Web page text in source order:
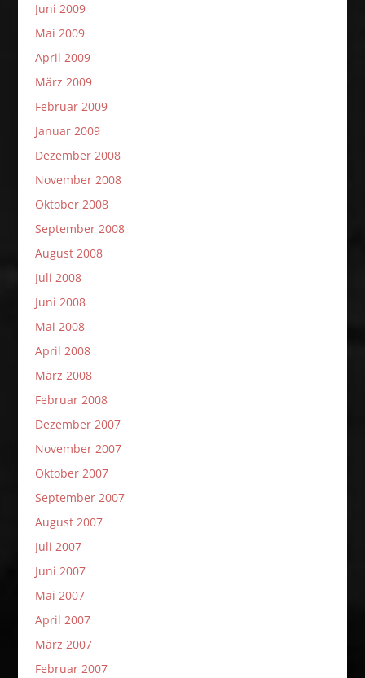
Juni 2009
Mai 2009
April 2009
März 2009
Februar 2009
Januar 2009
Dezember 2008
November 2008
Oktober 2008
September 2008
August 2008
Juli 2008
Juni 2008
Mai 2008
April 2008
März 2008
Februar 2008
Dezember 2007
November 2007
Oktober 2007
September 2007
August 2007
Juli 2007
Juni 2007
Mai 2007
April 2007
März 2007
Februar 2007